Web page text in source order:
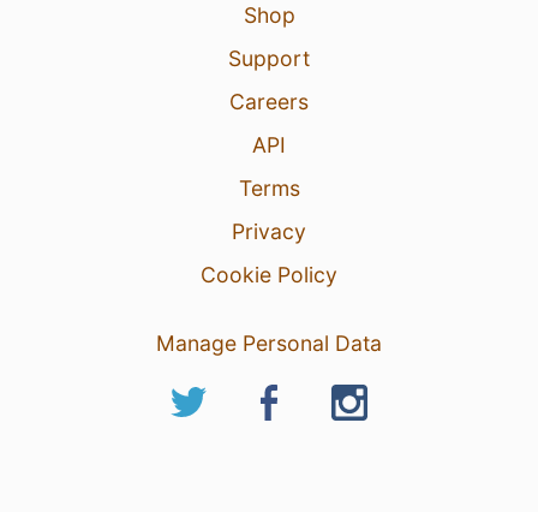
Shop
Support
Careers
API
Terms
Privacy
Cookie Policy
Manage Personal Data